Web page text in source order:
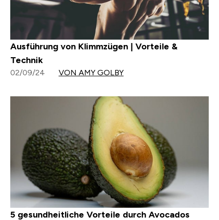
Ausführung von Klimmzügen | Vorteile &
Technik
02/09/24 VON AMY GOLBY
5 gesundheitliche Vorteile durch Avocados